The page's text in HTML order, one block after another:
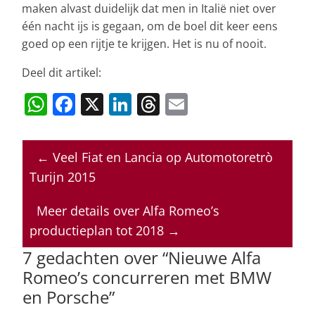
maken alvast duidelijk dat men in Italië niet over
één nacht ijs is gegaan, om de boel dit keer eens
goed op een rijtje te krijgen. Het is nu of nooit.
Deel dit artikel:
W
at
s
A
p
p
F
c
e
o
o
k
X Li
k
e
n
T
re
a
s
ai
l
← Veel Fiat en Lancia op Automotoretrò
Turijn 2015
Meer details over Alfa Romeo’s
productieplan tot 2018 →
7 gedachten over “Nieuwe Alfa
Romeo’s concurreren met BMW
en Porsche”